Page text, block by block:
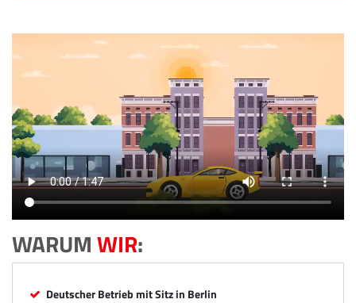
WARUMWIR:
Deutscher Betrieb mit Sitz in Berlin